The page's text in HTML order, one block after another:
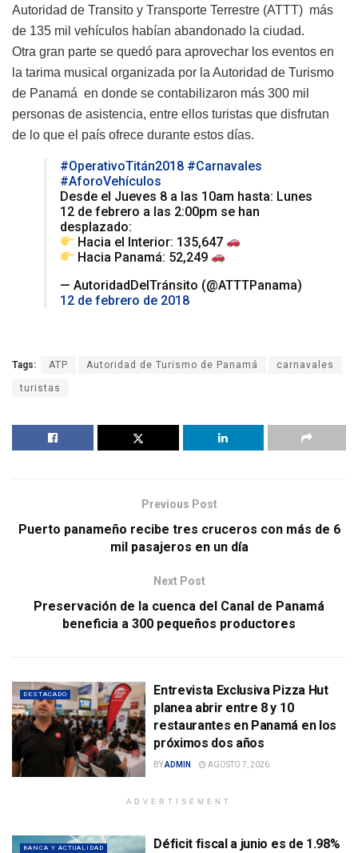
Autoridad de Transito y Transporte Terrestre (ATTT) más
de 135 mil vehículos habían abandonado la ciudad.
Otra gran parte se quedó para aprovechar los eventos en
la tarima musical organizada por la Autoridad de Turismo
de Panamá en donde se contabilizaron más 300 mil
personas de asistencia, entre ellos turistas que disfrutan
de lo que el país ofrece durante estos días.
#OperativoTitán2018 #Carnavales
#AforoVehículos
Desde el Jueves 8 a las 10am hasta: Lunes
12 de febrero a las 2:00pm se han
desplazado:
Hacia el Interior: 135,647
Hacia Panamá: 52,249
— AutoridadDelTránsito (@ATTTPanama)
12 de febrero de 2018
Tags: ATP Autoridad de Turismo de Panamá carnavales
turistas
Previous Post
Puerto panameño recibe tres cruceros con más de 6
mil pasajeros en un día
Next Post
Preservación de la cuenca del Canal de Panamá
beneficia a 300 pequeños productores
DESTACADO
Entrevista Exclusiva Pizza Hut
planea abrir entre 8 y 10
restaurantes en Panamá en los
próximos dos años
BYADMIN AGOSTO 7, 2026
ADVERTISEMENT
BANCA Y ACTUALIDAD
Déficit fiscal a junio es de 1.98%